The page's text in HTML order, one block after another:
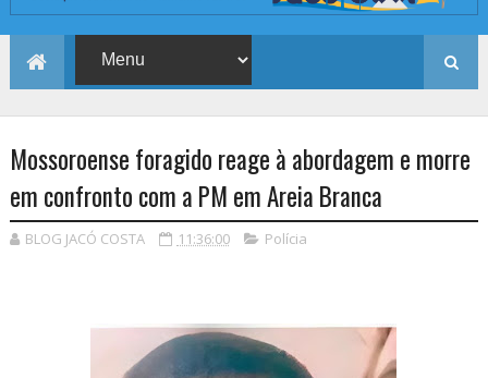
Mossoroense foragido reage à abordagem e morre
em confronto com a PM em Areia Branca
BLOG JACÓ COSTA 11:36:00 Polícia